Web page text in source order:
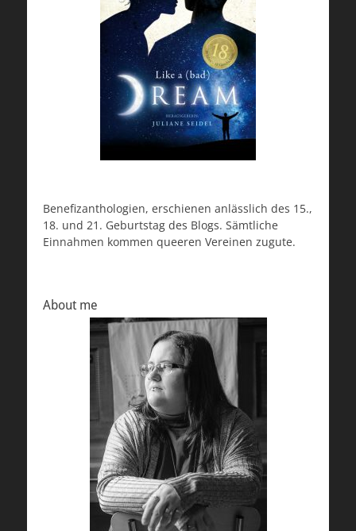
Benefizanthologien, erschienen anlässlich des 15.,
18. und 21. Geburtstag des Blogs. Sämtliche
Einnahmen kommen queeren Vereinen zugute.
About me